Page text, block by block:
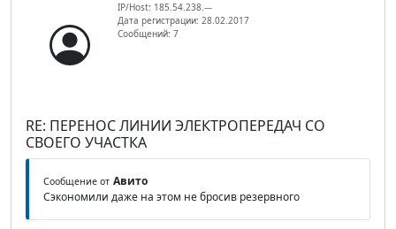
IP/Host: 185.54.238.---
Дата регистрации: 28.02.2017
Сообщений: 7
RE: ПЕРЕНОС ЛИНИИ ЭЛЕКТРОПЕРЕДАЧ СО
СВОЕГО УЧАСТКА
Сообщение от Авито
Сэкономили даже на этом не бросив резервного